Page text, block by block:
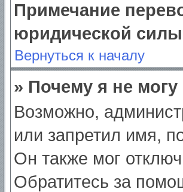
Примечание
юридической
Вернуться к началу
» Почему я не могу
Возможно,
или запретил имя,
Он также мог
Обратитесь за